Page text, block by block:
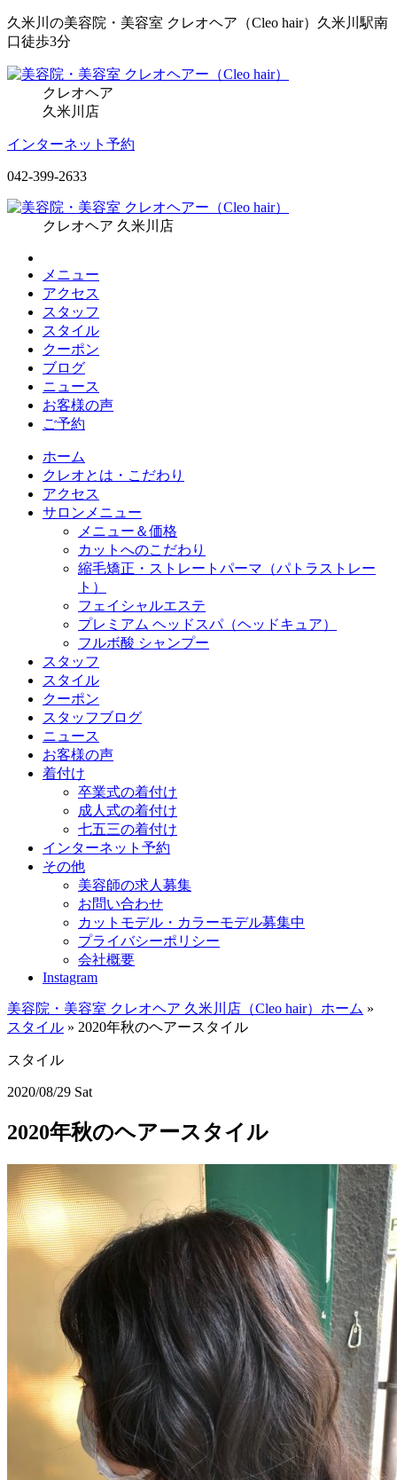
久米川の美容院・美容室 クレオヘア（Cleo hair）久米川駅南
口徒歩3分
クレオヘア
久米川店
インターネット予約
042-399-2633
クレオヘア 久米川店
メニュー
アクセス
スタッフ
スタイル
クーポン
ブログ
ニュース
お客様の声
ご予約
ホーム
クレオとは・こだわり
アクセス
サロンメニュー
メニュー＆価格
カットへのこだわり
縮毛矯正・ストレートパーマ（パトラストレー
ト）
フェイシャルエステ
プレミアム ヘッドスパ（ヘッドキュア）
フルボ酸 シャンプー
スタッフ
スタイル
クーポン
スタッフブログ
ニュース
お客様の声
着付け
卒業式の着付け
成人式の着付け
七五三の着付け
インターネット予約
その他
美容師の求人募集
お問い合わせ
カットモデル・カラーモデル募集中
プライバシーポリシー
会社概要
Instagram
美容院・美容室 クレオヘア 久米川店（Cleo hair）ホーム »
スタイル » 2020年秋のヘアースタイル
スタイル
2020/08/29 Sat
2020年秋のヘアースタイル